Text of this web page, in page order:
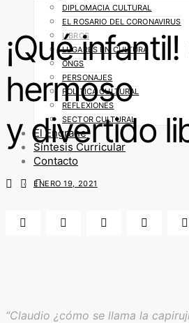
DIPLOMACIA CULTURAL
EL ROSARIO DEL CORONAVIRUS
LIBROS
LUGARES EN CULTURA
ONGS
PERSONAJES
POLÍTICA CULTURAL
REFLEXIONES
SECTOR CULTURAL
El Engrane
Síntesis Curricular
Contacto
¡Qué
hermoso
y divertido
ENERO 19, 2021
“Claudio ¿cómo se llama la